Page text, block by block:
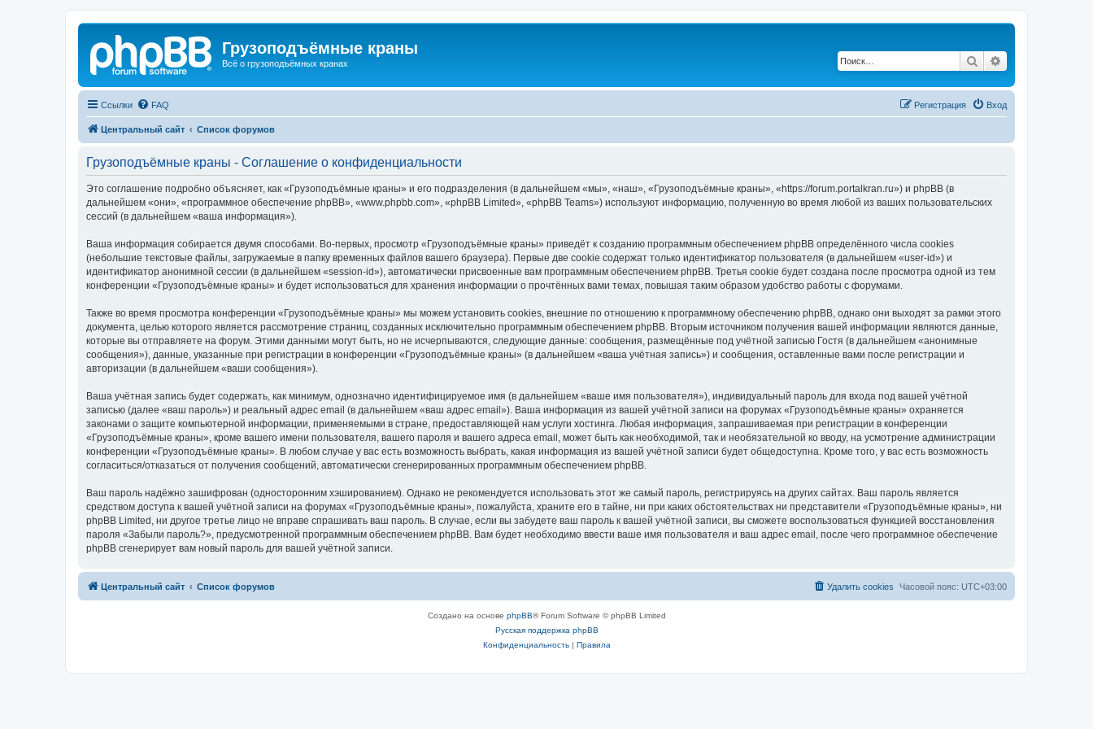
Грузоподъёмные краны
Всё о грузоподъёмных кранах Поиск
Ссылки FAQ Вход
Регистрация
Центральный сайт Список форумов
Грузоподъёмные краны - Соглашение о конфиденциальности
Это соглашение подробно объясняет, как «Грузоподъёмные краны» и его подразделения (в дальнейшем «мы», «наш», «Грузоподъёмные краны», «https://forum.portalkran.ru») и phpBB (в
дальнейшем «они», «программное обеспечение phpBB», «www.phpbb.com», «phpBB Limited», «phpBB Teams») используют информацию, полученную во время любой из ваших пользовательских
сессий (в дальнейшем «ваша информация»).
Ваша информация собирается двумя способами. Во-первых, просмотр «Грузоподъёмные краны» приведёт к созданию программным обеспечением phpBB определённого числа cookies
(небольшие текстовые файлы, загружаемые в папку временных файлов вашего браузера). Первые две cookie содержат только идентификатор пользователя (в дальнейшем «user-id») и
идентификатор анонимной сессии (в дальнейшем «session-id»), автоматически присвоенные вам программным обеспечением phpBB. Третья cookie будет создана после просмотра одной из тем
конференции «Грузоподъёмные краны» и будет использоваться для хранения информации о прочтённых вами темах, повышая таким образом удобство работы с форумами.
Также во время просмотра конференции «Грузоподъёмные краны» мы можем установить cookies, внешние по отношению к программному обеспечению phpBB, однако они выходят за рамки этого
документа, целью которого является рассмотрение страниц, созданных исключительно программным обеспечением phpBB. Вторым источником получения вашей информации являются данные,
которые вы отправляете на форум. Этими данными могут быть, но не исчерпываются, следующие данные: сообщения, размещённые под учётной записью Гостя (в дальнейшем «анонимные
сообщения»), данные, указанные при регистрации в конференции «Грузоподъёмные краны» (в дальнейшем «ваша учётная запись») и сообщения, оставленные вами после регистрации и
авторизации (в дальнейшем «ваши сообщения»).
Ваша учётная запись будет содержать, как минимум, однозначно идентифицируемое имя (в дальнейшем «ваше имя пользователя»), индивидуальный пароль для входа под вашей учётной
записью (далее «ваш пароль») и реальный адрес email (в дальнейшем «ваш адрес email»). Ваша информация из вашей учётной записи на форумах «Грузоподъёмные краны» охраняется
законами о защите компьютерной информации, применяемыми в стране, предоставляющей нам услуги хостинга. Любая информация, запрашиваемая при регистрации в конференции
«Грузоподъёмные краны», кроме вашего имени пользователя, вашего пароля и вашего адреса email, может быть как необходимой, так и необязательной ко вводу, на усмотрение администрации
конференции «Грузоподъёмные краны». В любом случае у вас есть возможность выбрать, какая информация из вашей учётной записи будет общедоступна. Кроме того, у вас есть возможность
согласиться/отказаться от получения сообщений, автоматически сгенерированных программным обеспечением phpBB.
Ваш пароль надёжно зашифрован (односторонним хэшированием). Однако не рекомендуется использовать этот же самый пароль, регистрируясь на других сайтах. Ваш пароль является
средством доступа к вашей учётной записи на форумах «Грузоподъёмные краны», пожалуйста, храните его в тайне, ни при каких обстоятельствах ни представители «Грузоподъёмные краны», ни
phpBB Limited, ни другое третье лицо не вправе спрашивать ваш пароль. В случае, если вы забудете ваш пароль к вашей учётной записи, вы сможете воспользоваться функцией восстановления
пароля «Забыли пароль?», предусмотренной программным обеспечением phpBB. Вам будет необходимо ввести ваше имя пользователя и ваш адрес email, после чего программное обеспечение
phpBB сгенерирует вам новый пароль для вашей учётной записи.
Центральный сайт Список форумов Часовой пояс: UTC+03:00
Удалить cookies
Создано на основе phpBB® Forum Software © phpBB Limited
Русская поддержка phpBB
Конфиденциальность| Правила